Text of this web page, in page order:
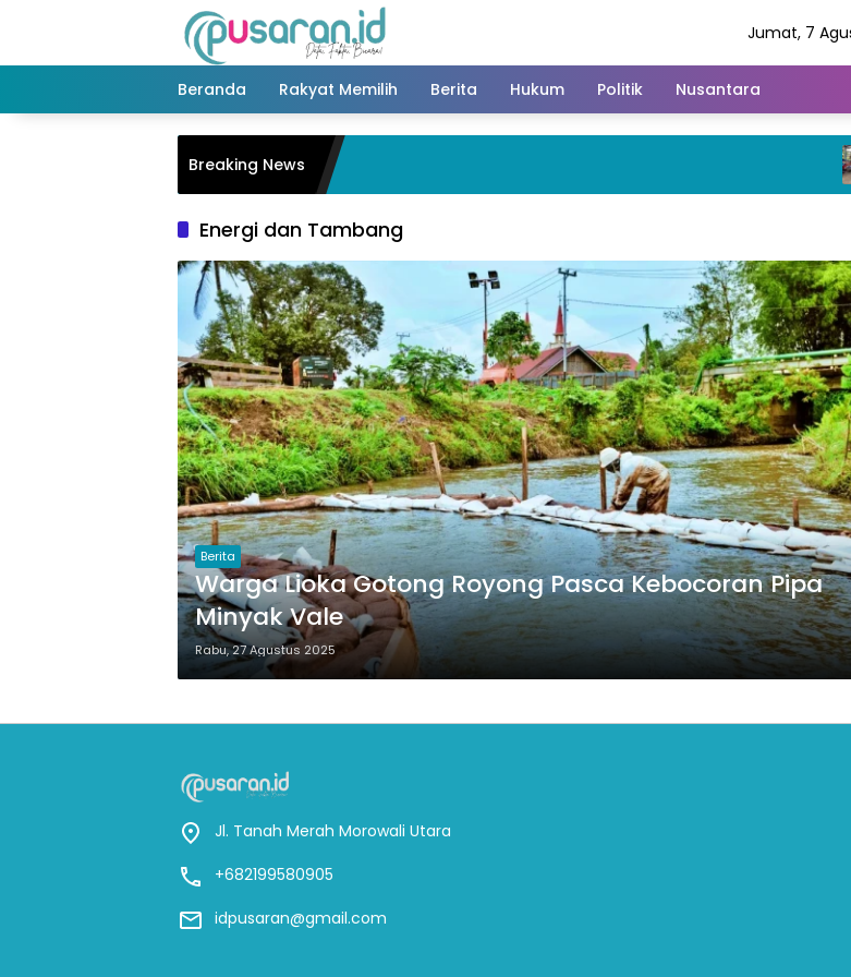
Jumat, 7
Beranda Rakyat Memilih Berita Hukum Politik Nusantara
Breaking News
Energi dan Tambang
Berita
Warga Lioka Gotong Royong Pasca Kebocoran Pipa
Minyak Vale
Rabu, 27 Agustus 2025
Jl. Tanah Merah Morowali Utara
+682199580905
idpusaran@gmail.com